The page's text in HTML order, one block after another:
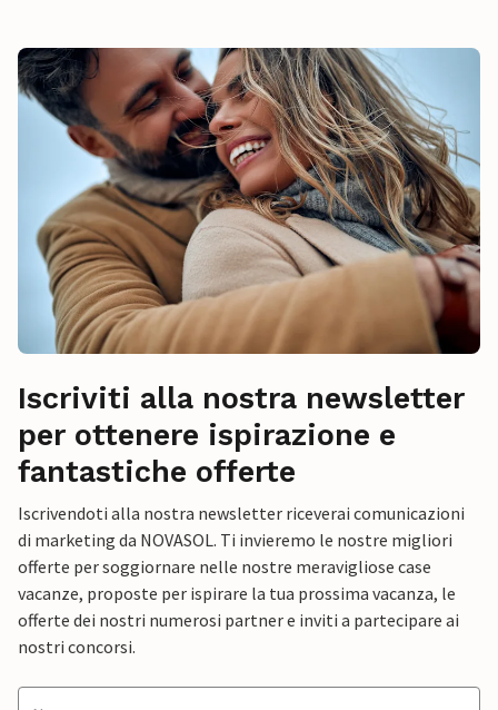
Iscriviti alla nostra newsletter
per ottenere ispirazione e
fantastiche offerte
Iscrivendoti alla nostra newsletter riceverai comunicazioni
di marketing da NOVASOL. Ti invieremo le nostre migliori
offerte per soggiornare nelle nostre meravigliose case
vacanze, proposte per ispirare la tua prossima vacanza, le
offerte dei nostri numerosi partner e inviti a partecipare ai
nostri concorsi.